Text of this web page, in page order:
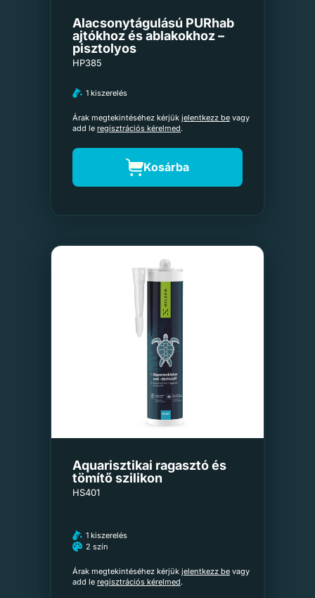
Alacsonytágulású PURhab
ajtókhoz és ablakokhoz –
pisztolyos
HP385
1 kiszerelés
Árak megtekintéséhez kérjük jelentkezz be vagy
add le regisztrációs kérelmed.
Kosárba
Aquarisztikai ragasztó és
tömítő szilikon
HS401
1 kiszerelés
2 szín
Árak megtekintéséhez kérjük jelentkezz be vagy
add le regisztrációs kérelmed.